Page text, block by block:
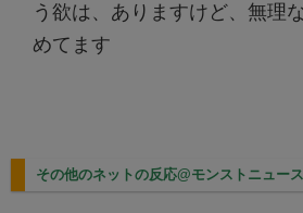
う欲は、ありますけど、無理
めてます
その他のネットの反応@モンストニュー